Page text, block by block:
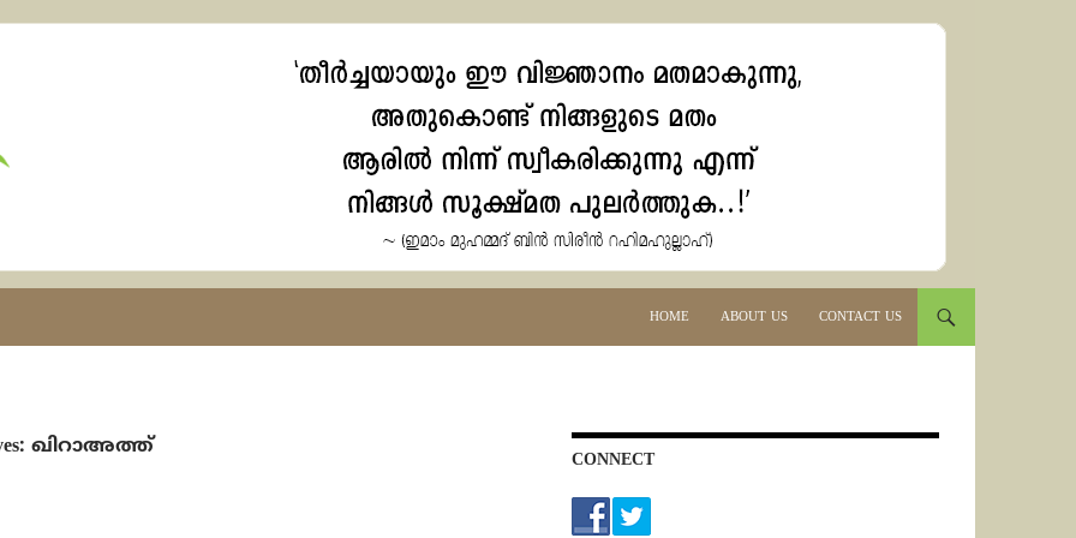
HOME ABOUT US CONTACT US
ഖിറാഅത്ത്
CONNECT